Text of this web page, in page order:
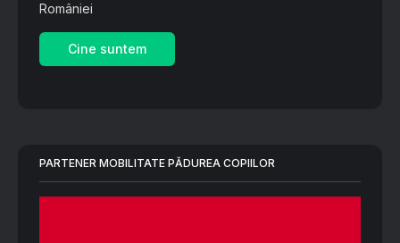
României
Cine suntem
PARTENER MOBILITATE PĂDUREA COPIILOR